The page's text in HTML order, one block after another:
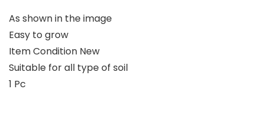
As shown in the image
Easy to grow
Item Condition New
Suitable for all type of soil
1 Pc